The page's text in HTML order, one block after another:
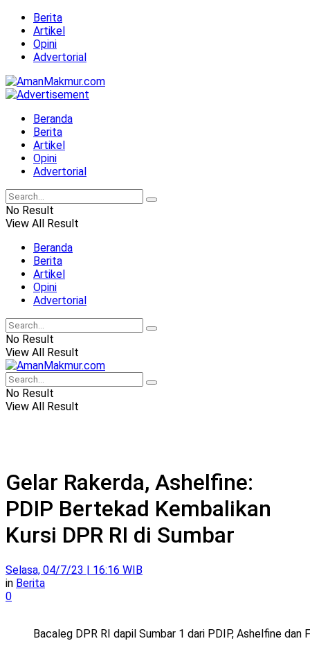
Berita
Artikel
Opini
Advertorial
Beranda
Berita
Artikel
Opini
Advertorial
No Result
View All Result
Beranda
Berita
Artikel
Opini
Advertorial
No Result
View All Result
No Result
View All Result
Gelar Rakerda, Ashelfine:
PDIP Bertekad Kembalikan
Kursi DPR RI di Sumbar
Selasa, 04/7/23 | 16:16 WIB
in Berita
0
Bacaleg DPR RI dapil Sumbar 1 dari PDIP, Ashelfine dan